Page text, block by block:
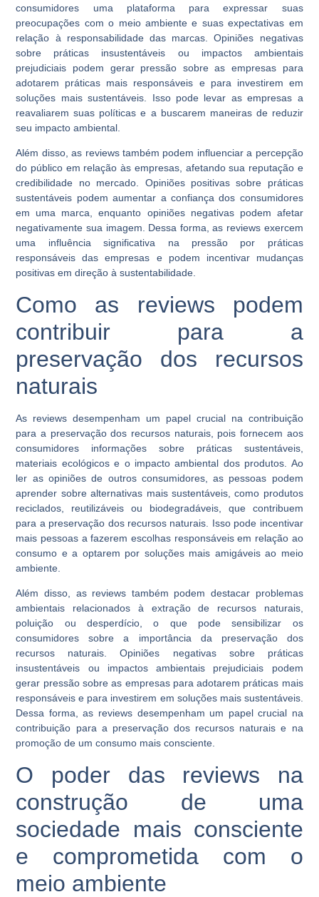
consumidores uma plataforma para expressar suas
preocupações com o meio ambiente e suas expectativas em
relação à responsabilidade das marcas. Opiniões negativas
sobre práticas insustentáveis ou impactos ambientais
prejudiciais podem gerar pressão sobre as empresas para
adotarem práticas mais responsáveis e para investirem em
soluções mais sustentáveis. Isso pode levar as empresas a
reavaliarem suas políticas e a buscarem maneiras de reduzir
seu impacto ambiental.
Além disso, as reviews também podem influenciar a percepção
do público em relação às empresas, afetando sua reputação e
credibilidade no mercado. Opiniões positivas sobre práticas
sustentáveis podem aumentar a confiança dos consumidores
em uma marca, enquanto opiniões negativas podem afetar
negativamente sua imagem. Dessa forma, as reviews exercem
uma influência significativa na pressão por práticas
responsáveis das empresas e podem incentivar mudanças
positivas em direção à sustentabilidade.
Como as reviews podem
contribuir para a
preservação dos recursos
naturais
As reviews desempenham um papel crucial na contribuição
para a preservação dos recursos naturais, pois fornecem aos
consumidores informações sobre práticas sustentáveis,
materiais ecológicos e o impacto ambiental dos produtos. Ao
ler as opiniões de outros consumidores, as pessoas podem
aprender sobre alternativas mais sustentáveis, como produtos
reciclados, reutilizáveis ou biodegradáveis, que contribuem
para a preservação dos recursos naturais. Isso pode incentivar
mais pessoas a fazerem escolhas responsáveis em relação ao
consumo e a optarem por soluções mais amigáveis ao meio
ambiente.
Além disso, as reviews também podem destacar problemas
ambientais relacionados à extração de recursos naturais,
poluição ou desperdício, o que pode sensibilizar os
consumidores sobre a importância da preservação dos
recursos naturais. Opiniões negativas sobre práticas
insustentáveis ou impactos ambientais prejudiciais podem
gerar pressão sobre as empresas para adotarem práticas mais
responsáveis e para investirem em soluções mais sustentáveis.
Dessa forma, as reviews desempenham um papel crucial na
contribuição para a preservação dos recursos naturais e na
promoção de um consumo mais consciente.
O poder das reviews na
construção de uma
sociedade mais consciente
e comprometida com o
meio ambiente